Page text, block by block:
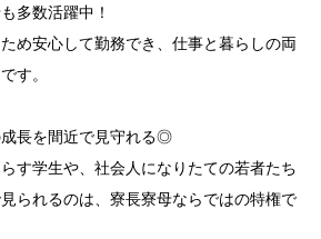
多数活躍中！
め安心して勤務でき、仕事と暮らしの両
す。
長を間近で見守れる◎
す学生や、社会人になりたての若者たち
られるのは、寮長寮母ならではの特権で